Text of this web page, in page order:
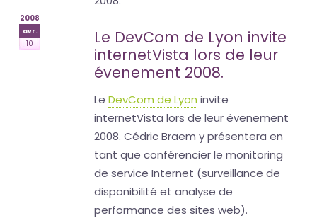
2008
avr.
10
Le DevCom de Lyon invite
internetVista lors de leur
évenement 2008.
Le DevCom de Lyon invite
internetVista lors de leur évenement
2008. Cédric Braem y présentera en
tant que conférencier le monitoring
de service Internet (surveillance de
disponibilité et analyse de
performance des sites web).